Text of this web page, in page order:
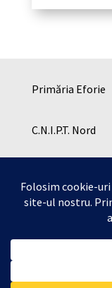
Primăria Eforie
C.N.I.P.T. Nord
Copyright ©